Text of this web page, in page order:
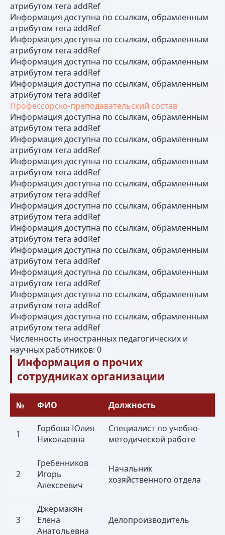
атрибутом тега addRef
Информация доступна по ссылкам, обрамленным
атрибутом тега addRef
Информация доступна по ссылкам, обрамленным
атрибутом тега addRef
Информация доступна по ссылкам, обрамленным
атрибутом тега addRef
Информация доступна по ссылкам, обрамленным
атрибутом тега addRef
Профессорско-преподавательский состав
Информация доступна по ссылкам, обрамленным
атрибутом тега addRef
Информация доступна по ссылкам, обрамленным
атрибутом тега addRef
Информация доступна по ссылкам, обрамленным
атрибутом тега addRef
Информация доступна по ссылкам, обрамленным
атрибутом тега addRef
Информация доступна по ссылкам, обрамленным
атрибутом тега addRef
Информация доступна по ссылкам, обрамленным
атрибутом тега addRef
Информация доступна по ссылкам, обрамленным
атрибутом тега addRef
Информация доступна по ссылкам, обрамленным
атрибутом тега addRef
Информация доступна по ссылкам, обрамленным
атрибутом тега addRef
Информация доступна по ссылкам, обрамленным
атрибутом тега addRef
Численность иностранных педагогических и
научных работников: 0
Информация о прочих
сотрудниках организации
№ ФИО Должность
1
Горбова Юлия
Николаевна
Специалист по учебно-
методической работе
2
Гребенников
Игорь
Алексеевич
Начальник
хозяйственного отдела
3
Джермакян
Елена
Анатольевна
Делопроизводитель